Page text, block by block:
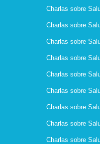
Charlas sobre
Charlas sobre
Charlas sobre
Charlas sobre
Charlas sobre
Charlas sobre
Charlas sobre
Charlas sobre
Charlas sobre